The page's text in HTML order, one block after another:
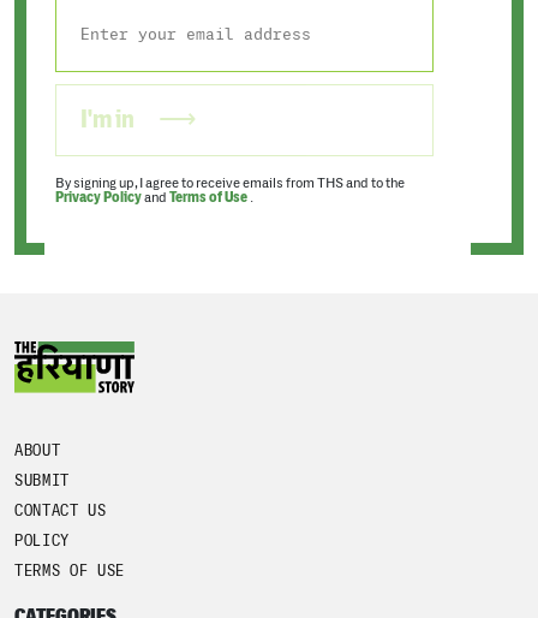
I'm in
By signing up, I agree to receive emails from THS and to the
Privacy Policyand Terms of Use .
ABOUT
SUBMIT
CONTACT US
POLICY
TERMS OF USE